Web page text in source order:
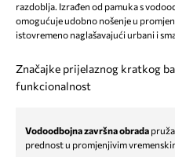
razdoblja. Izrađen od pamuka s
omogućuje udobno nošenje u
istovremeno naglašavajući urbani i
Značajke prijelaznog kratkog
funkcionalnost
Vodoodbojna završna obrada
prednost u promjenjivim